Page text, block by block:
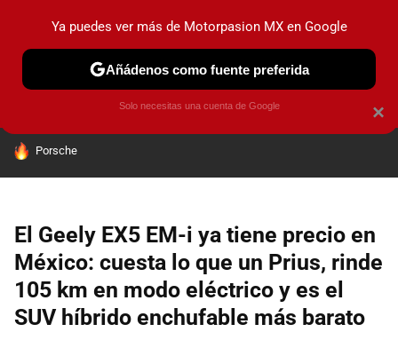
PRUEBAS INDUSTRIA HOY NO CIRCULA
HOY SE HABLA DE
Porsche
El Geely EX5 EM-i ya tiene precio en
México: cuesta lo que un Prius, rinde
105 km en modo eléctrico y es el
SUV híbrido enchufable más barato
×
Ya puedes ver más de Motorpasion MX en Google
Añádenos como fuente preferida
Solo necesitas una cuenta de Google